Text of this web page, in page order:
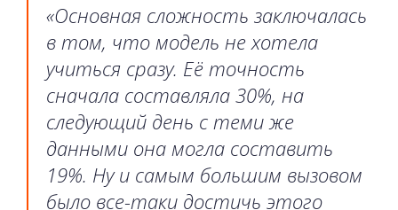
«Основная сложность заключалась
в том, что модель не хотела
учиться сразу. Её точность
сначала составляла 30%, на
следующий день с теми же
данными она могла составить
19%. Ну и самым большим вызовом
было все-таки достичь этого